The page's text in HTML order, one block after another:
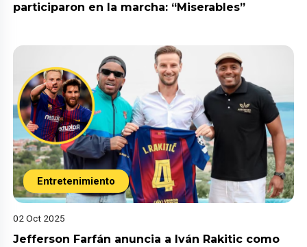
participaron en la marcha: “Miserables”
Entretenimiento
02 Oct 2025
Jefferson Farfán anuncia a Iván Rakitic como